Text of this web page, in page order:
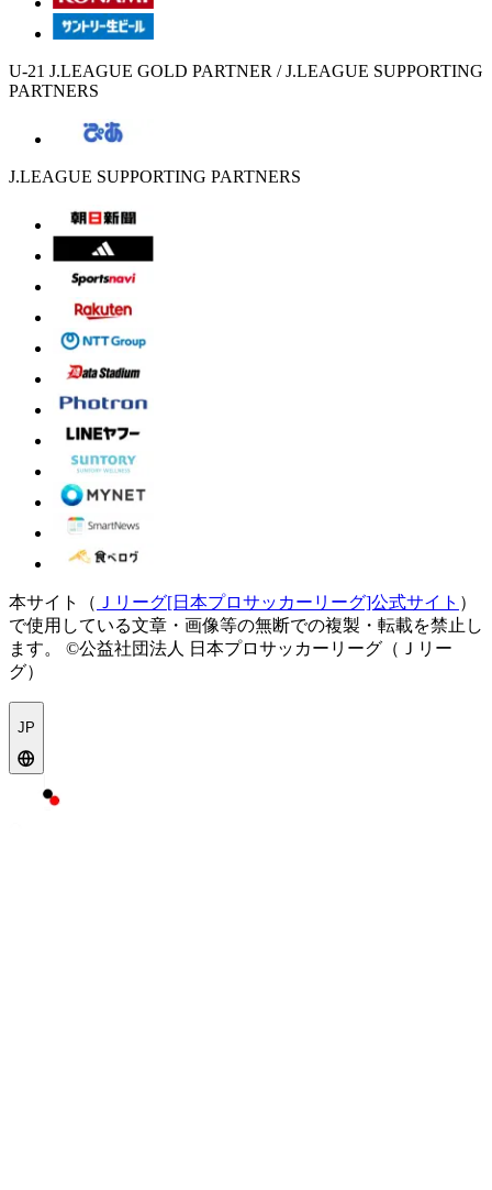
U-21 J.LEAGUE GOLD PARTNER / J.LEAGUE SUPPORTING
PARTNERS
J.LEAGUE SUPPORTING PARTNERS
本サイト（ Ｊリーグ[日本プロサッカーリーグ]公式サイト ）
で使用している文章・画像等の無断での複製・転載を禁止し
ます。
©公益社団法人 日本プロサッカーリーグ（Ｊリー
グ）
JP